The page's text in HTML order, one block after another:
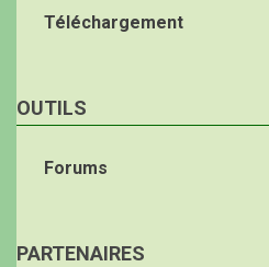
Téléchargement
OUTILS
Forums
PARTENAIRES